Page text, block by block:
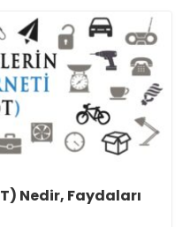
Nedir, Faydaları